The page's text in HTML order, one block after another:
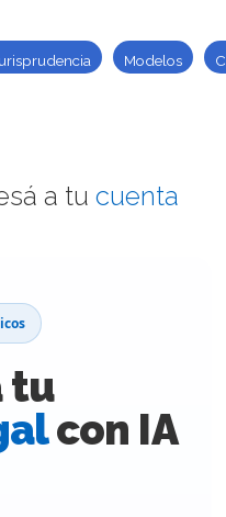
Modelos
a tu cuenta
tu
con IA